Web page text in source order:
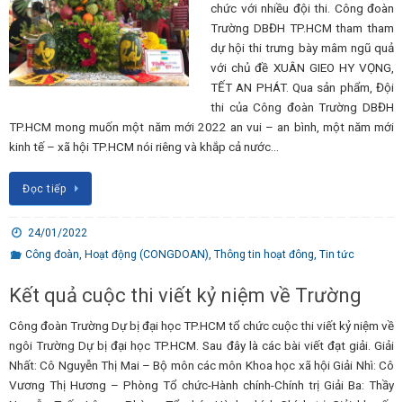
chức với nhiều đội thi. Công đoàn
Trường DBĐH TP.HCM tham tham
dự hội thi trưng bày mâm ngũ quả
với chủ đề XUÂN GIEO HY VỌNG,
TẾT AN PHÁT. Qua sản phẩm, Đội
thi của Công đoàn Trường DBĐH
TP.HCM mong muốn một năm mới 2022 an vui – an bình, một năm mới
kinh tế – xã hội TP.HCM nói riêng và khắp cả nước…
Đọc tiếp
24/01/2022
Công đoàn, Hoạt động (CONGDOAN), Thông tin hoạt đông, Tin tức
Kết quả cuộc thi viết kỷ niệm về Trường
Công đoàn Trường Dự bị đại học TP.HCM tổ chức cuộc thi viết kỷ niệm về
ngôi Trường Dự bị đại học TP.HCM. Sau đây là các bài viết đạt giải. Giải
Nhất: Cô Nguyễn Thị Mai – Bộ môn các môn Khoa học xã hội Giải Nhì: Cô
Vương Thị Hương – Phòng Tổ chức-Hành chính-Chính trị Giải Ba: Thầy